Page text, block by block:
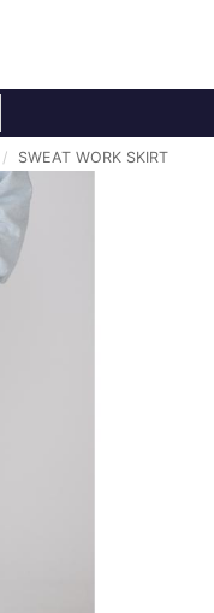
SWEAT WORK SKIRT